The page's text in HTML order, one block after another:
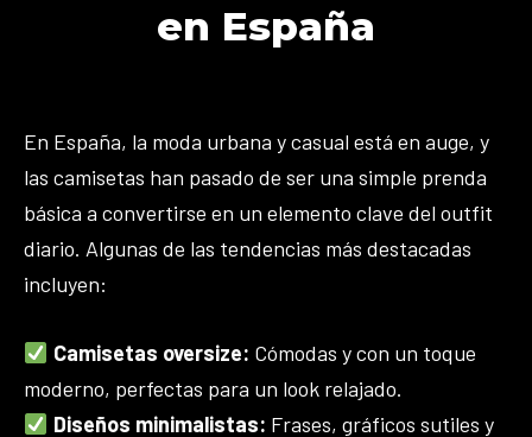
en España
En España, la moda urbana y casual está en auge, y
las camisetas han pasado de ser una simple prenda
básica a convertirse en un elemento clave del outfit
diario. Algunas de las tendencias más destacadas
incluyen:
Camisetas oversize: Cómodas y con un toque
moderno, perfectas para un look relajado.
Diseños minimalistas: Frases, gráficos sutiles y